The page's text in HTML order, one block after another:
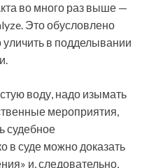
во много раз выше —
Это обусловлено
в подделывании
воду, надо изымать
мероприятия,
судебное
в суде можно доказать
и, следовательно,